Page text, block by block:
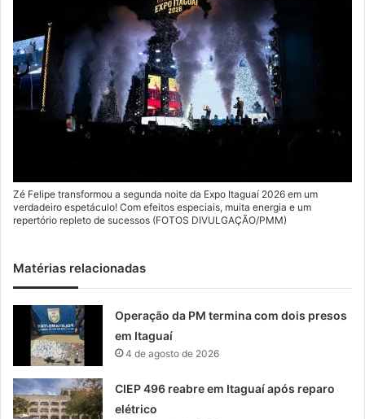
Zé Felipe transformou a segunda noite da Expo Itaguaí 2026 em um
verdadeiro espetáculo! Com efeitos especiais, muita energia e um
repertório repleto de sucessos (FOTOS DIVULGAÇÃO/PMM)
Matérias relacionadas
Operação da PM termina com dois presos
em Itaguaí
4 de agosto de 2026
CIEP 496 reabre em Itaguaí após reparo
elétrico